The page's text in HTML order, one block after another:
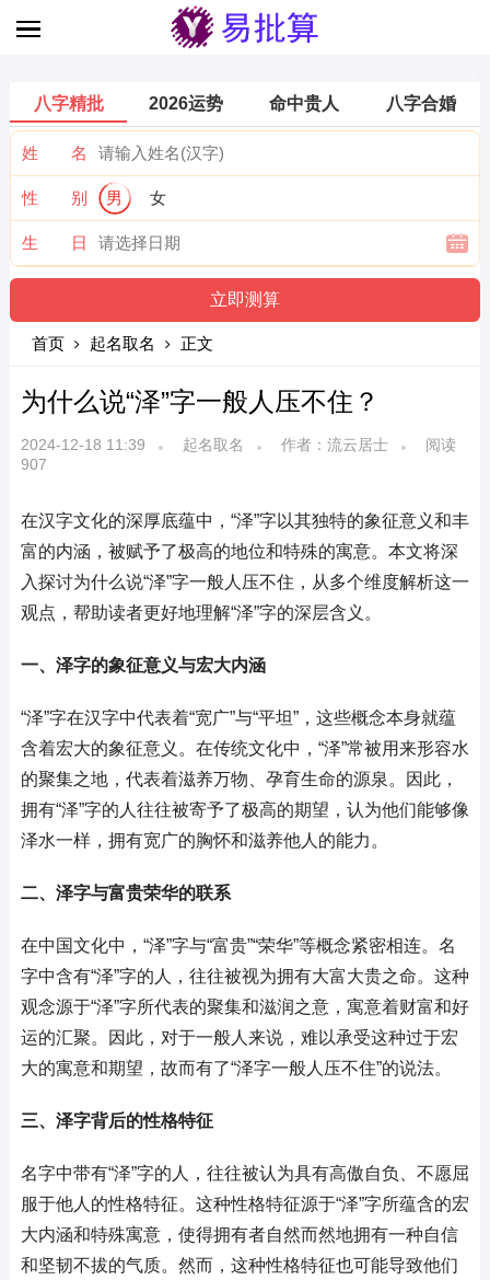
八字精批 2026运势 命中贵人 八字合婚
姓 名
性 别 男 女
生 日
首页 起名取名 正文
为什么说“泽”字一般人压不住？
2024-12-18 11:39 起名取名 作者：流云居士
阅读
907
在汉字文化的深厚底蕴中，“泽”字以其独特的象征意义和丰
富的内涵，被赋予了极高的地位和特殊的寓意。本文将深
入探讨为什么说“泽”字一般人压不住，从多个维度解析这一
观点，帮助读者更好地理解“泽”字的深层含义。
一、泽字的象征意义与宏大内涵
“泽”字在汉字中代表着“宽广”与“平坦”，这些概念本身就蕴
含着宏大的象征意义。在传统文化中，“泽”常被用来形容水
的聚集之地，代表着滋养万物、孕育生命的源泉。因此，
拥有“泽”字的人往往被寄予了极高的期望，认为他们能够像
泽水一样，拥有宽广的胸怀和滋养他人的能力。
二、泽字与富贵荣华的联系
在中国文化中，“泽”字与“富贵”“荣华”等概念紧密相连。名
字中含有“泽”字的人，往往被视为拥有大富大贵之命。这种
观念源于“泽”字所代表的聚集和滋润之意，寓意着财富和好
运的汇聚。因此，对于一般人来说，难以承受这种过于宏
大的寓意和期望，故而有了“泽字一般人压不住”的说法。
三、泽字背后的性格特征
名字中带有“泽”字的人，往往被认为具有高傲自负、不愿屈
服于他人的性格特征。这种性格特征源于“泽”字所蕴含的宏
大内涵和特殊寓意，使得拥有者自然而然地拥有一种自信
和坚韧不拔的气质。然而，这种性格特征也可能导致他们